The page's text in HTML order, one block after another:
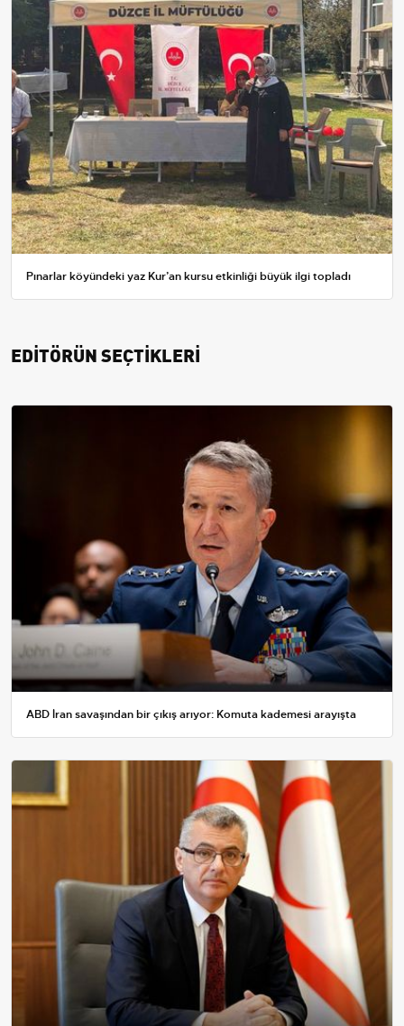
Pınarlar köyündeki yaz Kur’an kursu etkinliği büyük ilgi topladı
EDİTÖRÜN SEÇTİKLERİ
ABD İran savaşından bir çıkış arıyor: Komuta kademesi arayışta